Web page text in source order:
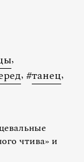
,
, #танец,
чтива» и